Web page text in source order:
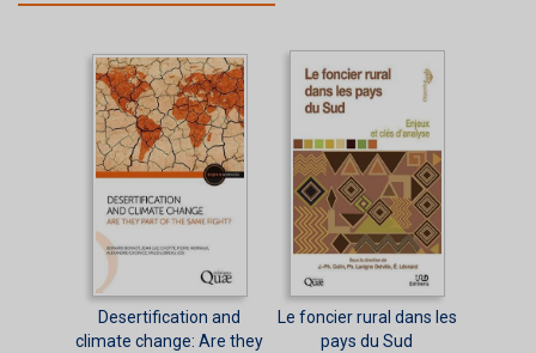
Desertification and
climate change: Are they
Le foncier rural dans les
pays du Sud